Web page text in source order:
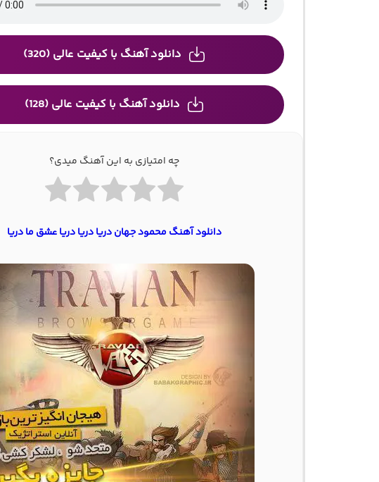
دانلود آهنگ با کیفیت عالی (320)
دانلود آهنگ با کیفیت عالی (128)
چه امتیازی به این آهنگ میدی؟
دانلود آهنگ محمود جهان دریا دریا دریا عشق ما دریا